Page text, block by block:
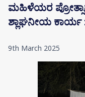
ಮಹಿಳೆಯರ
ಶ್ಲಾಘನೀಯ
9th March 2025